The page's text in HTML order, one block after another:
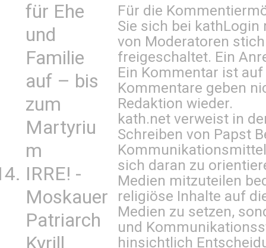
für Ehe
und
Familie
auf – bis
zum
Martyriu
m
IRRE! -
Moskauer
Patriarch
Kyrill
Für die
Sie sich bei kathLogin
von Moderatoren
freigeschaltet. Ein
Ein Kommentar ist
Kommentare geben
Redaktion wieder.
kath.net verweist in
Schreiben von Papst
sich daran zu
Medien mitzuteilen
religiöse Inhalte auf
Medien zu setzen,
und
hinsichtlich